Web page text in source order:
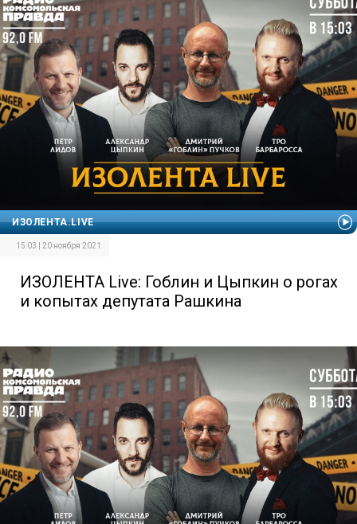
ИЗОЛЕНТА.LIVE
15:03 | 20 ноября 2021
ИЗОЛЕНТА Live: Гоблин и Цыпкин о рогах
и копытах депутата Рашкина